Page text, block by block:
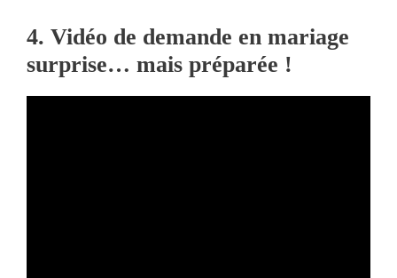
4. Vidéo de demande en mariage
surprise… mais préparée !